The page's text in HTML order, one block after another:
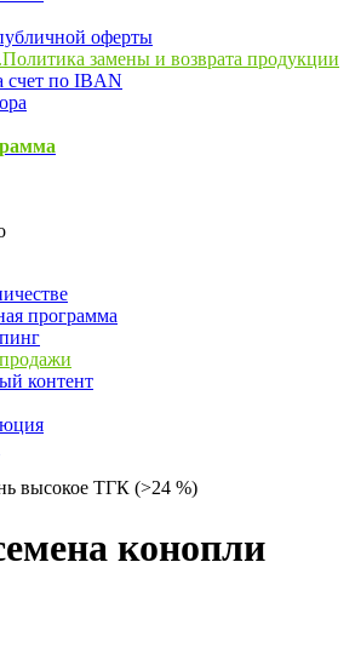
оферты
замены и возврата продукции
счет по IBAN
программа
контент
высокое ТГК (>24 %)
конопли